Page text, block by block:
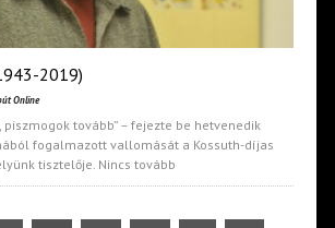
2019)
Online
piszmogok tovább” – fejezte be hetvenedik
fogalmazott vallomását a Kossuth-díjas
tisztelője. Nincs tovább